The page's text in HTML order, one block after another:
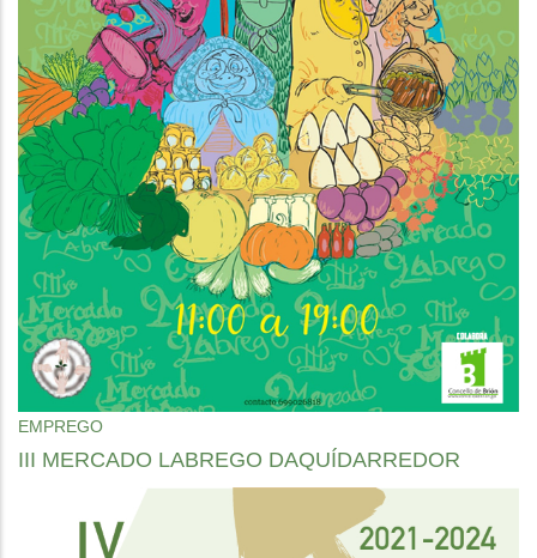
EMPREGO
III MERCADO LABREGO DAQUÍDARREDOR